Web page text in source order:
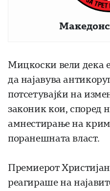
Мицкоски вели дека
да најавува
потсетувајќи на
законик кои, според
амнестирање на
поранешната власт.
Премиерот
реагираше на